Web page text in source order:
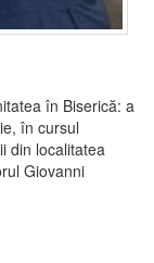
în Biserică: a
în cursul
din localitatea
Giovanni